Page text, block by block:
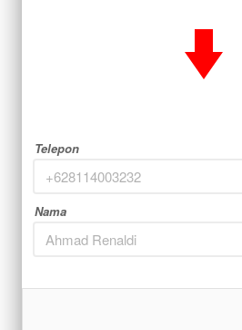
Telepon
Nama